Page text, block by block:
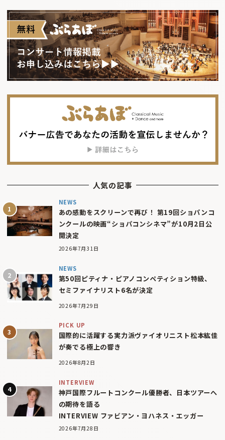
人気の記事
NEWS
あの感動をスクリーンで再び！ 第19回ショパンコ
ンクールの映画“ショパコンシネマ”が10月2日公
開決定
2026年7月31日
NEWS
第50回ピティナ・ピアノコンペティション特級、
セミファイナリスト6名が決定
2026年7月29日
PICK UP
国際的に活躍する実力派ヴァイオリニスト松本紘佳
が奏でる極上の響き
2026年8月2日
INTERVIEW
神戸国際フルートコンクール優勝者、日本ツアーへ
の期待を語る
INTERVIEW ファビアン・ヨハネス・エッガー
2026年7月28日